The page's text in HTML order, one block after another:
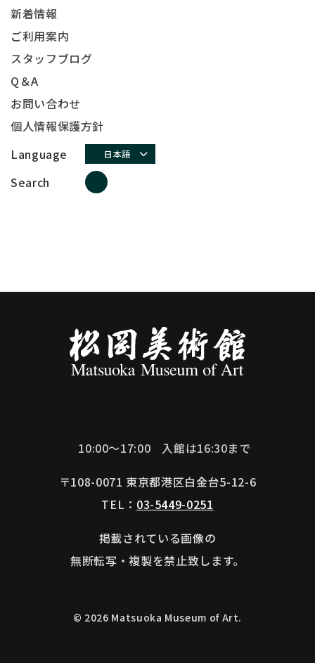
新着情報
ご利用案内
スタッフブログ
Q＆A
お問い合わせ
個人情報保護方針
Language
日本語
Search
10:00～17:00
入館は16:30まで
〒108-0071 東京都港区白金台5-12-6
TEL： 03-5449-0251
掲載されている画像の
無断転写・複製を禁止致します。
© 2026 Matsuoka Museum of Art.